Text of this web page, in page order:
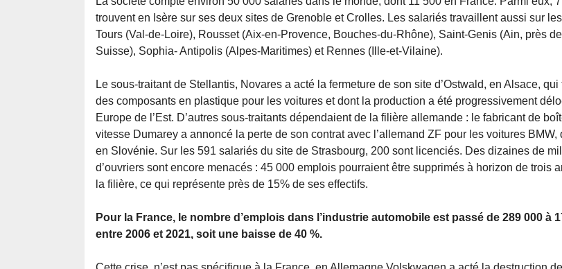
trouvent en Isère sur ses deux sites de Grenoble et Crolles. Les salariés travaillent aussi sur
Tours (Val-de-Loire), Rousset (Aix-en-Provence, Bouches-du-Rhône), Saint-Genis (Ain, près
Suisse), Sophia- Antipolis (Alpes-Maritimes) et Rennes (Ille-et-Vilaine).
Le sous-traitant de Stellantis, Novares a acté la fermeture de son site d’Ostwald, en Alsace,
des composants en plastique pour les voitures et dont la production a été progressivement
Europe de l’Est. D’autres sous-traitants dépendaient de la filière allemande : le fabricant de
vitesse Dumarey a annoncé la perte de son contrat avec l’allemand ZF pour les voitures BMW,
en Slovénie. Sur les 591 salariés du site de Strasbourg, 200 sont licenciés. Des dizaines de
d’ouvriers sont encore menacés : 45 000 emplois pourraient être supprimés à horizon de trois
la filière, ce qui représente près de 15% de ses effectifs.
Pour la France, le nombre d’emplois dans l’industrie automobile est passé de 289 000 à
entre 2006 et 2021, soit une baisse de 40 %.